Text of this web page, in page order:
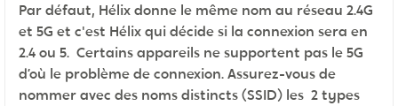
Par défaut, Hélix donne le même nom au réseau 2.4G
et 5G et c'est Hélix qui décide si la connexion sera en
2.4 ou 5. Certains appareils ne supportent pas le 5G
d’où le problème de connexion. Assurez-vous de
nommer avec des noms distincts (SSID) les 2 types